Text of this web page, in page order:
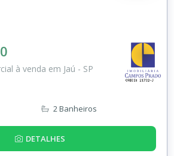
à venda em Jaú - SP
2 Banheiros
DETALHES